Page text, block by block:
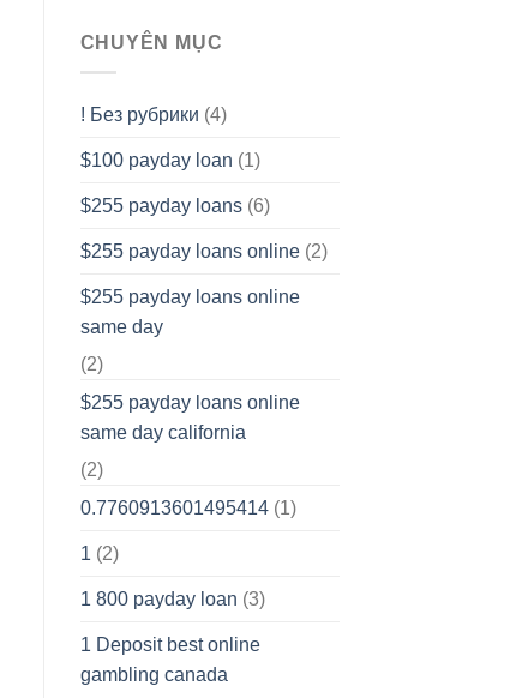
CHUYÊN MỤC
! Без рубрики (4)
$100 payday loan (1)
$255 payday loans(6)
$255 payday loans online(2)
$255 payday loans online
same day
(2)
$255 payday loans online
same day california
(2)
0.7760913601495414(1)
1 (2)
1 800 payday loan (3)
1 Deposit best online
gambling canada